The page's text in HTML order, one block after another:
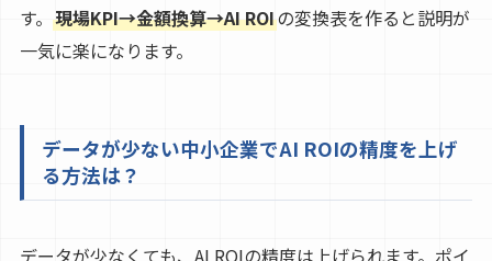
す。 現場KPI→金額換算→AI ROIの変換表を作ると説明が
一気に楽になります。
データが少ない中小企業でAI ROIの精度を上げ
る方法は？